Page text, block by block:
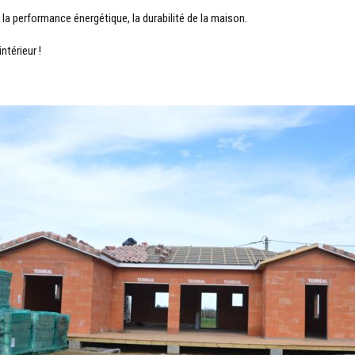
performance énergétique, la durabilité de la maison.
!